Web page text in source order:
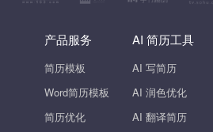
产品服务
简历模板
Word简历模板
简历优化
AI 简历工具
AI 写简历
AI 润色优化
AI 翻译简历